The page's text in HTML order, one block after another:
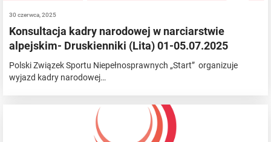
30 czerwca, 2025
Konsultacja kadry narodowej w narciarstwie
alpejskim- Druskienniki (Lita) 01-05.07.2025
Polski Związek Sportu Niepełnosprawnych „Start” organizuje
wyjazd kadry narodowej…